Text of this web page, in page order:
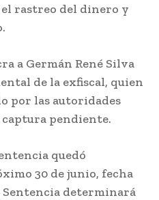
rastreo del dinero y
a Germán René Silva
de la exfiscal, quien
por las autoridades
pendiente.
quedó
30 de junio, fecha
Sentencia determinará